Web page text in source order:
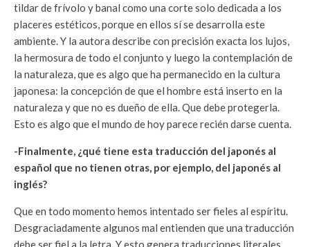
tildar de frívolo y banal como una corte solo dedicada a los
placeres estéticos, porque en ellos sí se desarrolla este
ambiente. Y la autora describe con precisión exacta los lujos,
la hermosura de todo el conjunto y luego la contemplación de
la naturaleza, que es algo que ha permanecido en la cultura
japonesa: la concepción de que el hombre está inserto en la
naturaleza y que no es dueño de ella. Que debe protegerla.
Esto es algo que el mundo de hoy parece recién darse cuenta.
-Finalmente, ¿qué tiene esta traducción del japonés al
español que no tienen otras, por ejemplo, del japonés al
inglés?
Que en todo momento hemos intentado ser fieles al espíritu.
Desgraciadamente algunos mal entienden que una traducción
debe ser fiel a la letra. Y esto genera traducciones literales